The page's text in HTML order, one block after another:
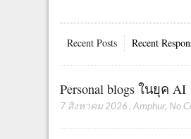
Recent Posts Recent
Personal blogs ในยุค AI
7 สิงหาคม 2026 , Amphur, No